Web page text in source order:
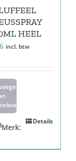
HEEL
incl. btw
Details
Merk: